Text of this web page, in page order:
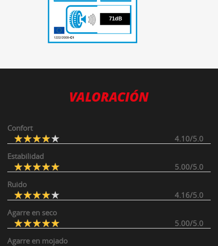
71
71dB
VALORACIÓN
Confort
4.10/5.0
Estabilidad
5.00/5.0
Ruido
4.16/5.0
Agarre en seco
5.00/5.0
Agarre en mojado